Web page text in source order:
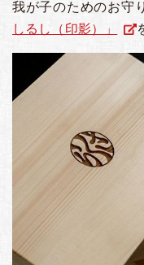
我が子のためのお守
しるし（印影）」